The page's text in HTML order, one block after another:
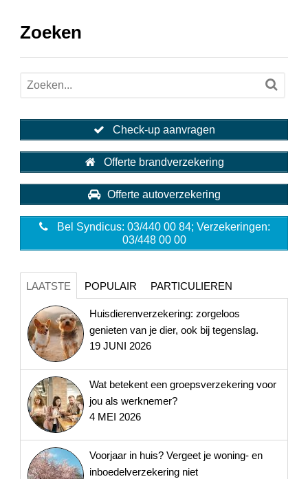
Zoeken
Check-up aanvragen
Offerte brandverzekering
Offerte autoverzekering
Bel Syndicus: 03/440 00 84; Verzekeringen:
03/448 00 00
LAATSTE POPULAIR PARTICULIEREN
Huisdierenverzekering: zorgeloos
genieten van je dier, ook bij tegenslag.
19 JUNI 2026
Wat betekent een groepsverzekering voor
jou als werknemer?
4 MEI 2026
Voorjaar in huis? Vergeet je woning- en
inboedelverzekering niet